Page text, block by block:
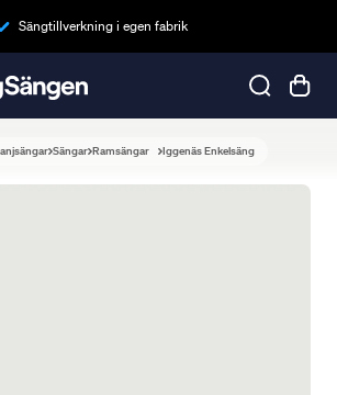
Sängtillverkning i egen fabrik
Sängar Ramsängar Iggenäs Enkelsäng